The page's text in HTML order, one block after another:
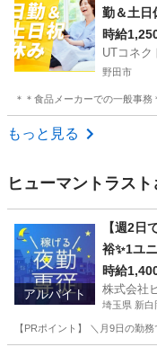
勤＆土
コツ作
車・バイ
東市＞
時給
UTコネク
野田市
＊＊食品メーカーでの一般事
千葉 野田市
もっと見る
ヒューマントラスト
アルバイト
【週2日
裕✨1ユ
タッフ
時給
株式会社
埼玉県 新白
【PRポイント】 ＼月9日の勤